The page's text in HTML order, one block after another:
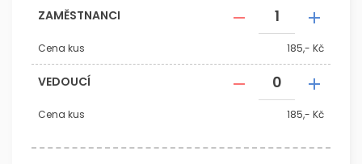
ZAMĚSTNANCI
Cena kus 185,- Kč
VEDOUCÍ
Cena kus 185,- Kč